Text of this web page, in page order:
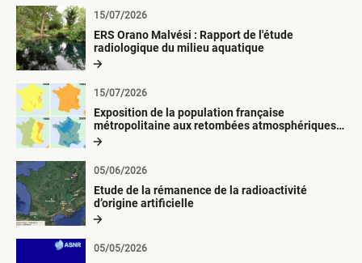
ERS Orano Malvési : Rapport de l'étude
radiologique du milieu aquatique
15/07/2026
Exposition de la population française
métropolitaine aux retombées atmosphériques
radioactives depuis 1945
15/07/2026
Etude de la rémanence de la radioactivité
d’origine artificielle
05/06/2026
05/05/2026